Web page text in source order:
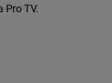
Pro TV.